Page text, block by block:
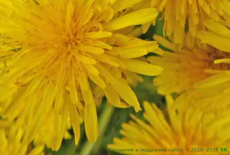
Создание и поддержка сайта: © 2018–2026 SK